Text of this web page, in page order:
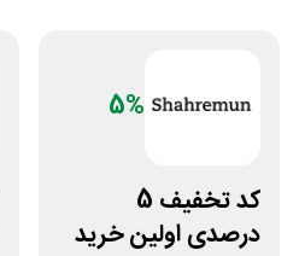
5%
کد تخفیف 5
درصدی اولین خرید